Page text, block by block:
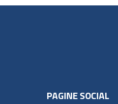
PAGINE SOCIAL